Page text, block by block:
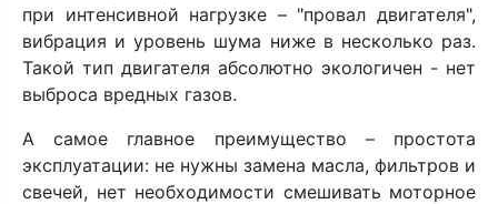
при интенсивной нагрузке – "провал двигателя",
вибрация и уровень шума ниже в несколько раз.
Такой тип двигателя абсолютно экологичен - нет
выброса вредных газов.
А самое главное преимущество – простота
эксплуатации: не нужны замена масла, фильтров и
свечей, нет необходимости смешивать моторное